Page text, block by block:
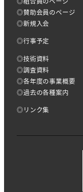
◎賛助会員のページ
◎新規入会
◎行事予定
◎技術資料
◎調査資料
◎各年度の事業概要
◎過去の各種案内
◎リンク集